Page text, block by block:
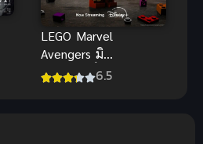
LEGO Marvel
Avengers มิช
ชันเดโมลิชั่น6.5